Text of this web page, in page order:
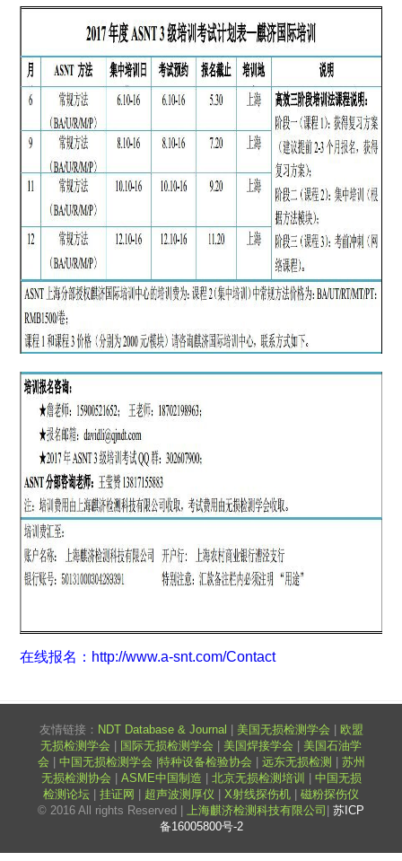
在线报名： http://www.a-snt.com/Contact
友情链接： NDT Database & Journal 美国无损检测学会
欧盟
无损检测学会
国际无损检测学会 美国焊接学会
美国石油学
会
中国无损检测学会 特种设备检验协会 远东无损检测
苏州
无损检测协会
ASME中国制造 北京无损检测培训
中国无损
检测论坛
挂证网 超声波测厚仪 X射线探伤机
磁粉探伤仪
© 2016 All rights Reserved | 上海麒济检测科技有限公司
苏ICP
备16005800号-2